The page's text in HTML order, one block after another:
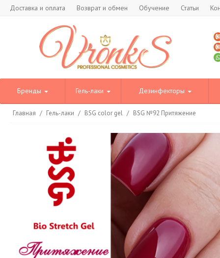
Доставка и оплата Возврат и обмен Обучение Статьи
Бренды Гель-лаки Дезинфекторы
Главная / Гель-лаки / BSG color gel / BSG №92 Притяжение